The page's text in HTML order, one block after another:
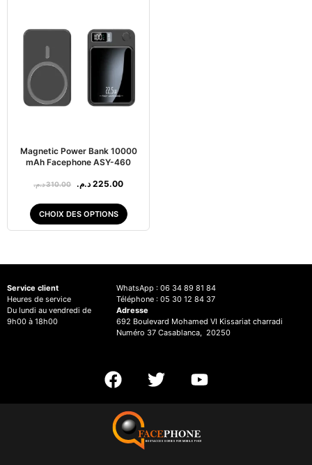
Magnetic Power Bank 10000
mAh Facephone ASY-460
310.00د.م. 225.00 د.م.
CHOIX DES OPTIONS
Service client
Heures de service
Du lundi au vendredi de
9h00 à 18h00
WhatsApp : 06 34 89 81 84
Téléphone : 05 30 12 84 37
Adresse
692 Boulevard Mohamed VI Kissariat charradi
Numéro 37 Casablanca, 20250